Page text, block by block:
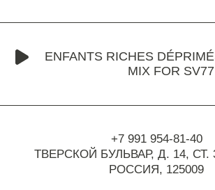
ENFANTS RICHES
MIX FOR SV77
+7 991 954-81-40
ТВЕРСКОЙ БУЛЬВАР, Д. 14, СТ.
РОССИЯ, 125009